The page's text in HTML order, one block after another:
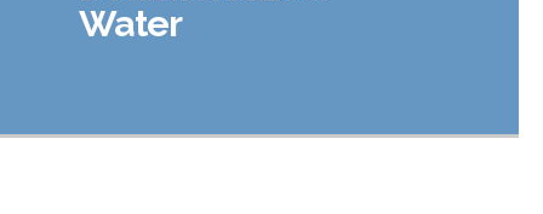
Water